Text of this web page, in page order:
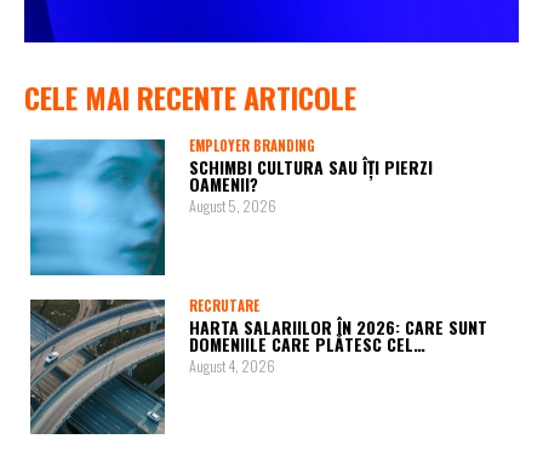
CELE MAI RECENTE ARTICOLE
EMPLOYER BRANDING
SCHIMBI CULTURA SAU ÎȚI PIERZI
OAMENII?
August 5, 2026
RECRUTARE
HARTA SALARIILOR ÎN 2026: CARE SUNT
DOMENIILE CARE PLĂTESC CEL…
August 4, 2026